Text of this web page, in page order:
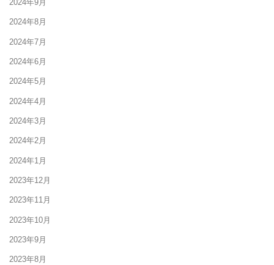
2024年9月
2024年8月
2024年7月
2024年6月
2024年5月
2024年4月
2024年3月
2024年2月
2024年1月
2023年12月
2023年11月
2023年10月
2023年9月
2023年8月